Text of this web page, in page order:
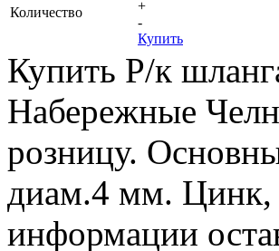
Количество
+
-
Купить
Купить Р/к
Набережные
розницу.
диам.4 мм. Цинк,
информации